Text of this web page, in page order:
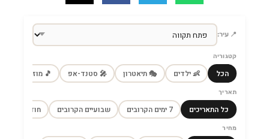
📍 עיר:
קטגוריה
הכל 👶 ילדים 🎭 תיאטרון 🎤 סטנד-אפ 🎵 מוזיקה
תאריך
כל התאריכים 7 ימים הקרובים שבועיים הקרובים חודש הקרוב
מחיר